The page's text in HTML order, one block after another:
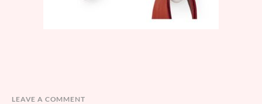
LEAVE A COMMENT